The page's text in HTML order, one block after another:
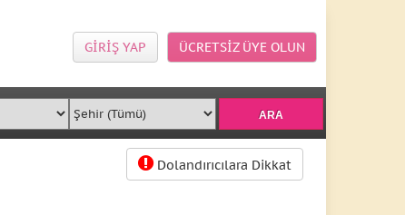
ÜCRETSİZ ÜYE OLUN
GİRİŞ YAP
Dolandırıcılara Dikkat